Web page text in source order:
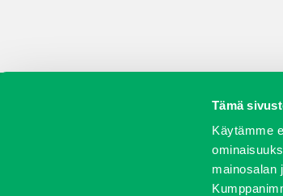
Tämä
Käytämme
mainosalan
Vaihtokoneet